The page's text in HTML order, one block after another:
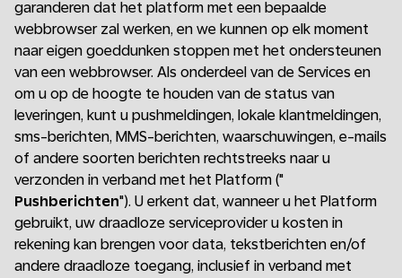
garanderen dat het platform met een bepaalde
webbrowser zal werken, en we kunnen op elk moment
naar eigen goeddunken stoppen met het ondersteunen
van een webbrowser. Als onderdeel van de Services en
om u op de hoogte te houden van de status van
leveringen, kunt u pushmeldingen, lokale klantmeldingen,
sms-berichten, MMS-berichten, waarschuwingen, e-mails
of andere soorten berichten rechtstreeks naar u
verzonden in verband met het Platform ("
Pushberichten"). U erkent dat, wanneer u het Platform
gebruikt, uw draadloze serviceprovider u kosten in
rekening kan brengen voor data, tekstberichten en/of
andere draadloze toegang, inclusief in verband met